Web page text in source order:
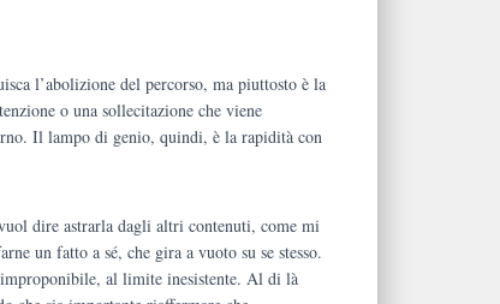
l’abolizione del percorso, ma piuttosto è la
o una sollecitazione che viene
Il lampo di genio, quindi, è la rapidità con
dire astrarla dagli altri contenuti, come mi
un fatto a sé, che gira a vuoto su se stesso.
al limite inesistente. Al di là